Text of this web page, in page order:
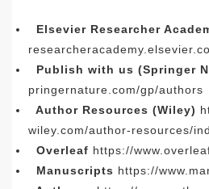
Elsevier Researcher
Publish with us (Springer
pringernature.com/gp/authors
Author Resources (Wiley)
wiley.com/author-resources/
Overleaf https://
Manuscripts https://